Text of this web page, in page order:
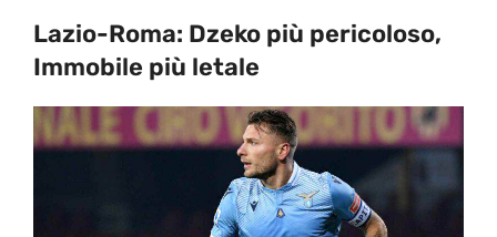
Lazio-Roma: Dzeko più pericoloso,
Immobile più letale